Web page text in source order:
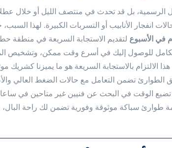
الرسمية، بل قد تحدث في منتصف الليل أو خلال
انفجار الأنابيب أو التسربات الكبيرة. لهذا
لتقديم الاستجابة السريعة في منطقة
للوصول إليك في أسرع وقت ممكن، وتشخيص
الالتزام بالاستجابة السريعة هو ما يميزنا كشريك
الطوارئ تضمن التعامل مع حالات الضغط العالي
لا تضيع الوقت في البحث عن فنيين غير متاحين في
طوارئ سباكة موثوقة وفورية تضمن لك راحة